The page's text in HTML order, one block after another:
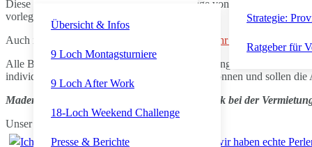
Übersicht & Infos
9 Loch Montagsturniere
9 Loch After Work
18-Loch Weekend Challenge
Presse & Berichte
Strategie:
Ratgeber für
Diese Pflicht bezieht sich auch auf die Vorlage von Belegen.
vorlegen.
Auch interessant:
Mietzahlung, Mieter haben mehr Zeit zum Zahlen
Alle Beiträge sind nach bestem Wissen zusammengestellt. Eine
individuellen Besonderheiten jedes Einzelfalls können und sollen die
Maderer Immobilien, stark im Verkauf und stark bei der
Unser Kanal auf YouTube